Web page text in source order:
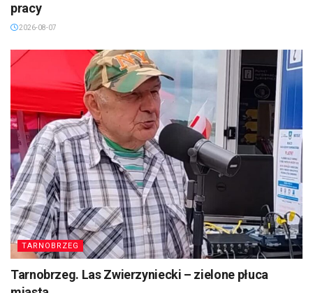
pracy
2026-08-07
TARNOBRZEG
Tarnobrzeg. Las Zwierzyniecki – zielone płuca